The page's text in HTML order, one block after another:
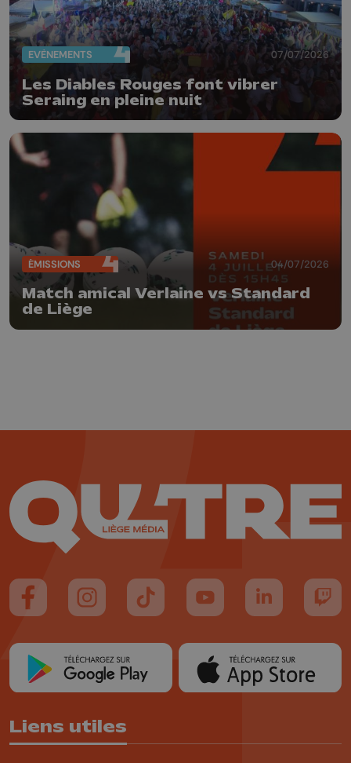
EVÈNEMENTS 07/07/2026
Les Diables Rouges font vibrer
Seraing en pleine nuit
ÉMISSIONS 04/07/2026
Match amical Verlaine vs Standard
de Liège
Suivez-nous sur FaceBook
Suivez-nous sur Instagram
Suivez-nous sur TikTok
Suivez-nous sur YouTube
Suivez-nous
Liens utiles